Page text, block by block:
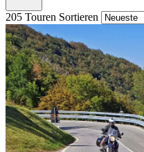
205 Touren Sortieren